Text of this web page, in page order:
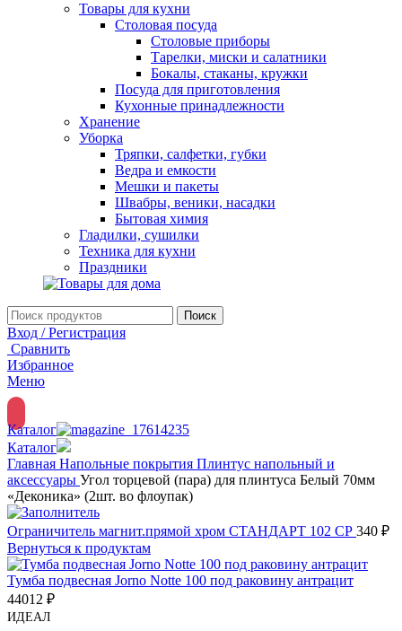
Товары для кухни
Столовая посуда
Столовые приборы
Тарелки, миски и салатники
Бокалы, стаканы, кружки
Посуда для приготовления
Кухонные принадлежности
Хранение
Уборка
Тряпки, салфетки, губки
Ведра и емкости
Мешки и пакеты
Швабры, веники, насадки
Бытовая химия
Гладилки, сушилки
Техника для кухни
Праздники
Поиск
Вход / Регистрация
Сравнить
Избранное
Меню
Каталог
Каталог
Главная Напольные покрытия Плинтус напольный и
аксессуары Угол торцевой (пара) для плинтуса Белый 70мм
«Деконика» (2шт. во флоупак)
Ограничитель магнит.прямой хром СТАНДАРТ 102 СР 340 ₽
Вернуться к продуктам
Тумба подвесная Jorno Notte 100 под раковину антрацит
44012 ₽
ИДЕАЛ